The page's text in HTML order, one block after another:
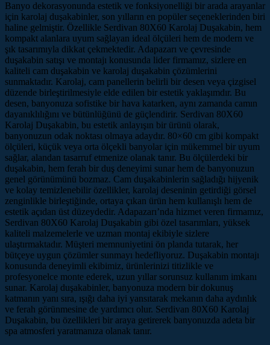
Banyo dekorasyonunda estetik ve fonksiyonelliği bir arada arayanlar
için karolaj duşakabinler, son yılların en popüler seçeneklerinden biri
haline gelmiştir. Özellikle Serdivan 80X60 Karolaj Duşakabin, hem
kompakt alanlara uyum sağlayan ideal ölçüleri hem de modern ve
şık tasarımıyla dikkat çekmektedir. Adapazarı ve çevresinde
duşakabin satışı ve montajı konusunda lider firmamız, sizlere en
kaliteli cam duşakabin ve karolaj duşakabin çözümlerini
sunmaktadır. Karolaj, cam panellerin belirli bir desen veya çizgisel
düzende birleştirilmesiyle elde edilen bir estetik yaklaşımdır. Bu
desen, banyonuza sofistike bir hava katarken, aynı zamanda camın
dayanıklılığını ve bütünlüğünü de güçlendirir. Serdivan 80X60
Karolaj Duşakabin, bu estetik anlayışın bir ürünü olarak,
banyonuzun odak noktası olmaya adaydır. 80×60 cm gibi kompakt
ölçüleri, küçük veya orta ölçekli banyolar için mükemmel bir uyum
sağlar, alandan tasarruf etmenize olanak tanır. Bu ölçülerdeki bir
duşakabin, hem ferah bir duş deneyimi sunar hem de banyonuzun
genel görünümünü bozmaz. Cam duşakabinlerin sağladığı hijyenik
ve kolay temizlenebilir özellikler, karolaj deseninin getirdiği görsel
zenginlikle birleştiğinde, ortaya çıkan ürün hem kullanışlı hem de
estetik açıdan üst düzeydedir. Adapazarı’nda hizmet veren firmamız,
Serdivan 80X60 Karolaj Duşakabin gibi özel tasarımları, yüksek
kaliteli malzemelerle ve uzman montaj ekibiyle sizlere
ulaştırmaktadır. Müşteri memnuniyetini ön planda tutarak, her
bütçeye uygun çözümler sunmayı hedefliyoruz. Duşakabin montajı
konusunda deneyimli ekibimiz, ürünlerinizi titizlikle ve
profesyonelce monte ederek, uzun yıllar sorunsuz kullanım imkanı
sunar. Karolaj duşakabinler, banyonuza modern bir dokunuş
katmanın yanı sıra, ışığı daha iyi yansıtarak mekanın daha aydınlık
ve ferah görünmesine de yardımcı olur. Serdivan 80X60 Karolaj
Duşakabin, bu özellikleri bir araya getirerek banyonuzda adeta bir
spa atmosferi yaratmanıza olanak tanır.